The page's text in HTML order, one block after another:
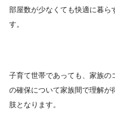
部屋数が少なくても快適に暮ら
す。
子育て世帯であっても、家族の
の確保について家族間で理解が
肢となります。